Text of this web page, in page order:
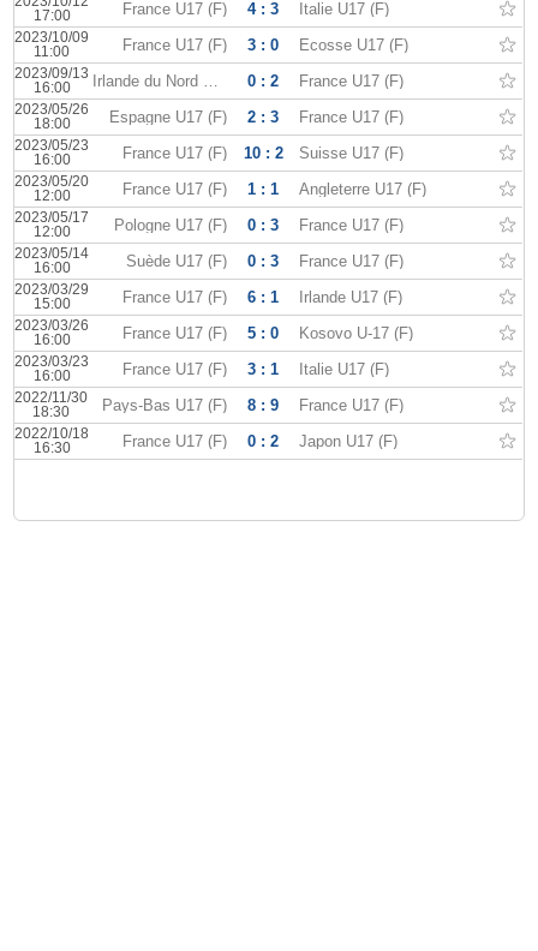
17:00
France U17 (F) 4 : 3 Italie U17 (F)
2023/10/09
11:00
France U17 (F) 3 : 0 Ecosse U17 (F)
2023/09/13
16:00
Irlande du Nord U17 (F) 0 : 2 France U17 (F)
2023/05/26
18:00
Espagne U17 (F) 2 : 3 France U17 (F)
2023/05/23
16:00
France U17 (F) 10 : 2 Suisse U17 (F)
2023/05/20
12:00
France U17 (F) 1 : 1 Angleterre U17 (F)
2023/05/17
12:00
Pologne U17 (F) 0 : 3 France U17 (F)
2023/05/14
16:00
Suède U17 (F) 0 : 3 France U17 (F)
2023/03/29
15:00
France U17 (F) 6 : 1 Irlande U17 (F)
2023/03/26
16:00
France U17 (F) 5 : 0 Kosovo U-17 (F)
2023/03/23
16:00
France U17 (F) 3 : 1 Italie U17 (F)
2022/11/30
18:30
Pays-Bas U17 (F) 8 : 9 France U17 (F)
2022/10/18
16:30
France U17 (F) 0 : 2 Japon U17 (F)